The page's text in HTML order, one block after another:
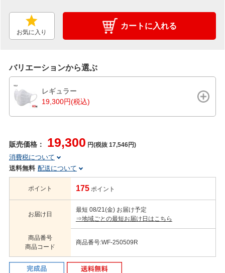
お気に入り
カートに入れる
バリエーションから選ぶ
レギュラー
19,300円(税込)
販売価格： 19,300 円(税抜 17,546円)
消費税について
送料無料 配送について
ポイント 175 ポイント
お届け日
最短 08/21(金) お届け予定
⇒地域ごとの最短お届け日はこちら
商品番号
商品コード
商品番号:WF-250509R